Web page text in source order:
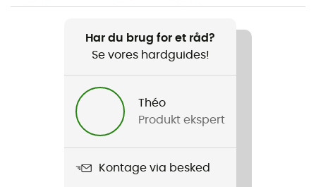
Produkt
Anvendt teknologi
Omni-Wick™ / Omni-Shade™ Broad Spectrum
Vandtæthed
Har du brug for et råd?
Se vores hardguides!
Théo
Produkt ekspert
Kontage via besked